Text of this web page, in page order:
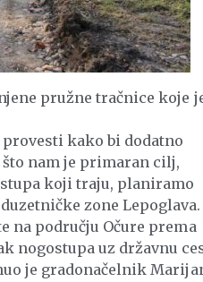
pružne tračnice koje
kako bi dodatno
nam je primaran cilj,
koji traju, planiramo
zone Lepoglava.
na području Očure prema
nogostupa uz državnu
je gradonačelnik